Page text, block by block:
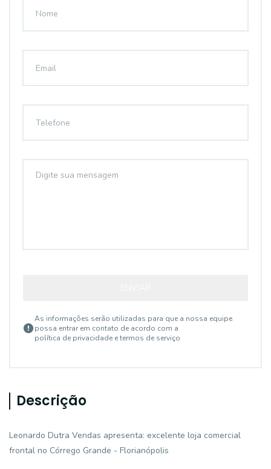
As informações serão utilizadas para que a nossa equipe
possa entrar em contato de acordo com a
política de privacidade e termos de serviço
Descrição
Leonardo Dutra Vendas apresenta: excelente loja comercial
frontal no Córrego Grande - Florianópolis